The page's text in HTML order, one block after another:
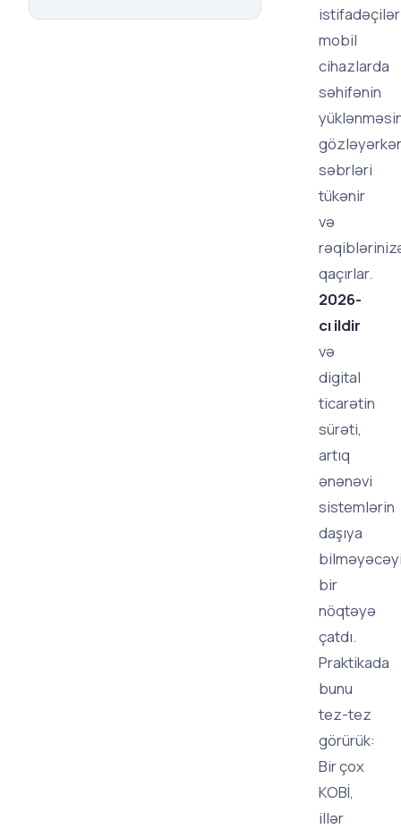
mobil
cihazlarda
səhifənin
səbrləri
tükənir
və
qaçırlar.
2026-
cı ildir
və
digital
ticarətin
sürəti,
artıq
ənənəvi
sistemlərin
daşıya
bir
nöqtəyə
çatdı.
Praktikada
bunu
tez-tez
görürük:
Bir çox
KOBİ,
illər